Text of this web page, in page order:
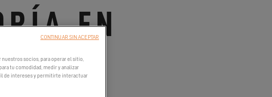
EN
socios, para operar el sitio,
tu comodidad, medir y analizar
de intereses y permitirte interactuar
CONTINUAR SIN ACEPTAR